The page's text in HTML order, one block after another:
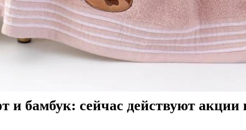
и бамбук: сейчас действуют